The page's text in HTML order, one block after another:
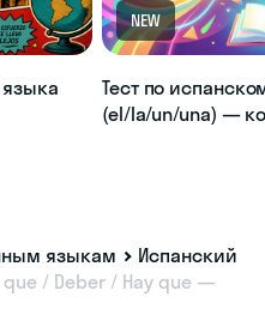
языка
NEW
Тест по
(el/la/un/una) —
языкам
Испанский
que / Deber / Hay que —